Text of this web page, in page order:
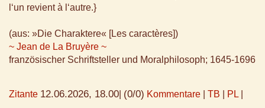
l‘un revient à l‘autre.}
(aus: »Die Charaktere« [Les caractères])
~ Jean de La Bruyère ~
französischer Schriftsteller und Moralphilosoph; 1645-1696
Zitante 12.06.2026, 18.00 (0/0) Kommentare TB PL